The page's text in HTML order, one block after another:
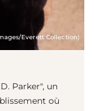
Everett Collection)
Parker", un
où